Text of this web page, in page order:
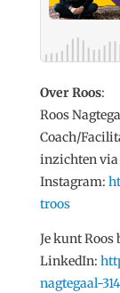
Over Roos:
Roos
Coach/
inzichten via
Instagram:
troos
Je kunt
LinkedIn:
nagtegaal-